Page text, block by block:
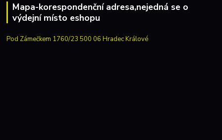
Mapa-korespondenční adresa,nejedná se o
výdejní místo eshopu
Pod Zámečkem 1760/23 500 06 Hradec Králové